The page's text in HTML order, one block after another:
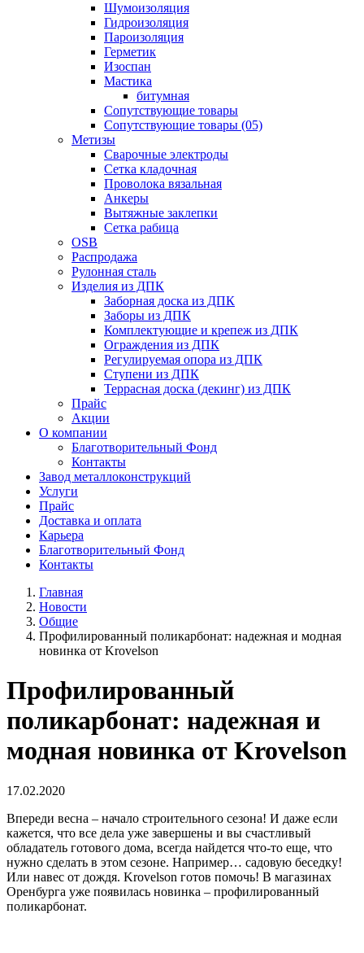
Шумоизоляция
Гидроизоляция
Пароизоляция
Герметик
Изоспан
Мастика
битумная
Сопутствующие товары
Сопутствующие товары (05)
Метизы
Сварочные электроды
Сетка кладочная
Проволока вязальная
Анкеры
Вытяжные заклепки
Сетка рабица
OSB
Распродажа
Рулонная сталь
Изделия из ДПК
Заборная доска из ДПК
Заборы из ДПК
Комплектующие и крепеж из ДПК
Ограждения из ДПК
Регулируемая опора из ДПК
Ступени из ДПК
Террасная доска (декинг) из ДПК
Прайс
Акции
О компании
Благотворительный Фонд
Контакты
Завод металлоконструкций
Услуги
Прайс
Доставка и оплата
Карьера
Благотворительный Фонд
Контакты
Главная
Новости
Общие
Профилированный поликарбонат: надежная и модная
новинка от Krovelson
Профилированный
поликарбонат: надежная и
модная новинка от Krovelson
17.02.2020
Впереди весна – начало строительного сезона! И даже если
кажется, что все дела уже завершены и вы счастливый
обладатель готового дома, всегда найдется что-то еще, что
нужно сделать в этом сезоне. Например… садовую беседку!
Или навес от дождя. Krovelson готов помочь! В магазинах
Оренбурга уже появилась новинка – профилированный
поликарбонат.